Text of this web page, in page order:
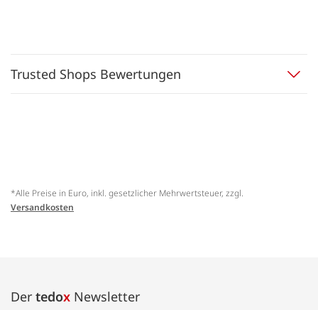
Trusted Shops Bewertungen
*Alle Preise in Euro, inkl. gesetzlicher Mehrwertsteuer, zzgl.
Versandkosten
Der tedox Newsletter